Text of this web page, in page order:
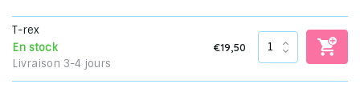
T-rex
En stock
Livraison 3-4 jours
€19,50